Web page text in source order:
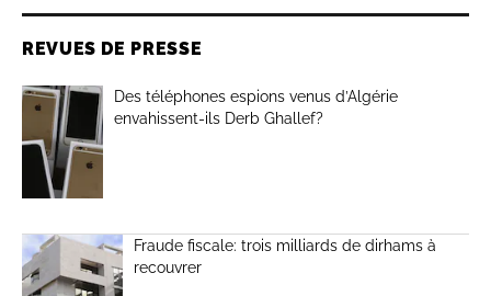
REVUES DE PRESSE
Des téléphones espions venus d’Algérie
envahissent-ils Derb Ghallef?
Fraude fiscale: trois milliards de dirhams à
recouvrer